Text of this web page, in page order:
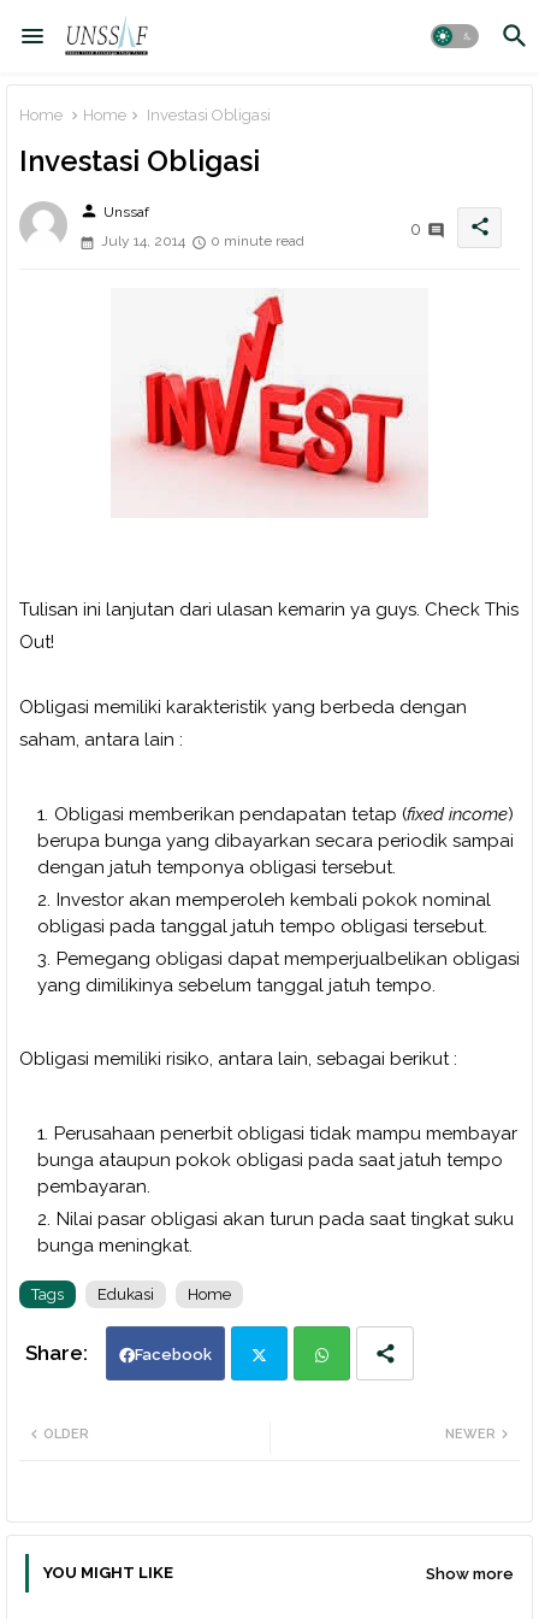
Home Home Investasi Obligasi
Investasi Obligasi
person Unssaf
July 14, 2014
0 minute read
0 share
Tulisan ini lanjutan dari ulasan kemarin ya guys. Check This
Out!
Obligasi memiliki karakteristik yang berbeda dengan
saham, antara lain :
Obligasi memberikan pendapatan tetap (fixed income)
berupa bunga yang dibayarkan secara periodik sampai
dengan jatuh temponya obligasi tersebut.
Investor akan memperoleh kembali pokok nominal
obligasi pada tanggal jatuh tempo obligasi tersebut.
Pemegang obligasi dapat memperjualbelikan obligasi
yang dimilikinya sebelum tanggal jatuh tempo.
Obligasi memiliki risiko, antara lain, sebagai berikut :
Perusahaan penerbit obligasi tidak mampu membayar
bunga ataupun pokok obligasi pada saat jatuh tempo
pembayaran.
Nilai pasar obligasi akan turun pada saat tingkat suku
bunga meningkat.
Tags Edukasi Home
Facebook
r app
NEWER
OLDER
YOU MIGHT LIKE Show more